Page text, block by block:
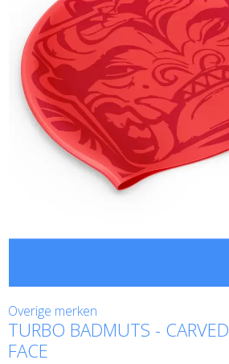
Overige merken
TURBO BADMUTS - CARVED
FACE